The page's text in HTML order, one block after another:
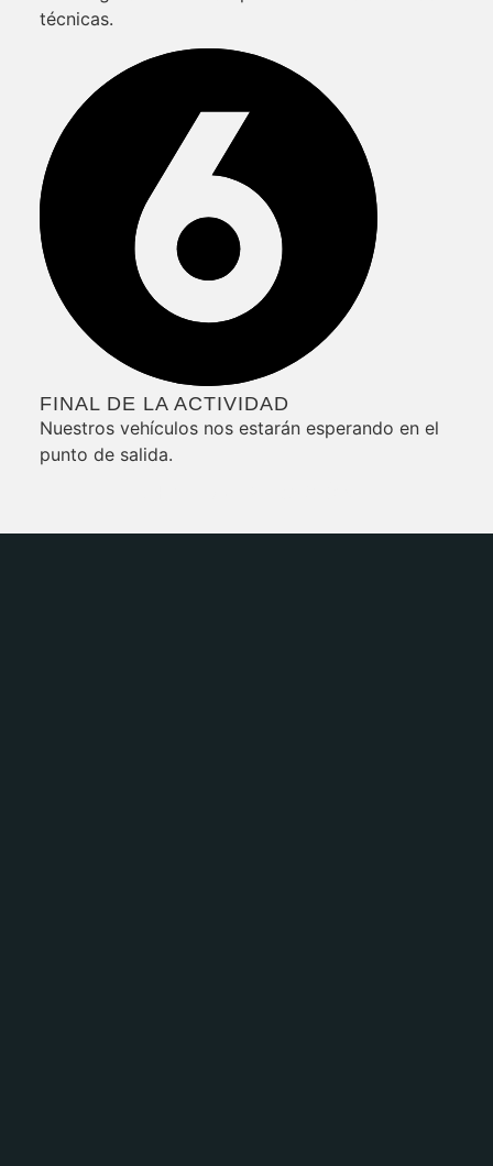
técnicas.
FINAL DE LA ACTIVIDAD
Nuestros vehículos nos estarán esperando en el
punto de salida.